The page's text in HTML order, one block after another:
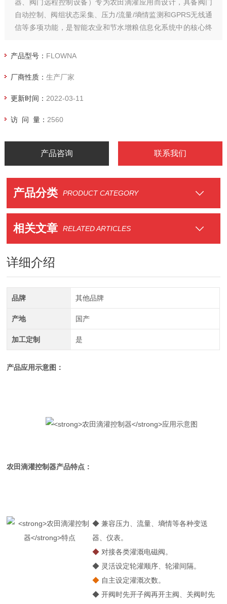
器、阀门远程控制设备）专为农田滴灌应用而设计，具备阀门
自动控制、阀组状态采集、压力/流量/墒情监测和GPRS无线通
信等多项功能，是智能农业和节水增粮信息化系统中的核心终
产品型号： FLOWNA
厂商性质： 生产厂家
更新时间： 2022-03-11
访 问 量： 2560
产品咨询 联系我们
产品分类 PRODUCT CATEGORY
相关文章 RELATED ARTICLES
详细介绍
品牌 其他品牌
产地 国产
加工定制 是
产品应用示意图：
农田滴灌控制器产品特点：
◆ 兼容压力、流量、墒情等各种变送
器、仪表。
◆ 对接各类灌溉电磁阀。
◆ 灵活设定轮灌顺序、轮灌间隔。
◆ 自主设定灌溉次数。
◆ 开阀时先开子阀再开主阀、关阀时先